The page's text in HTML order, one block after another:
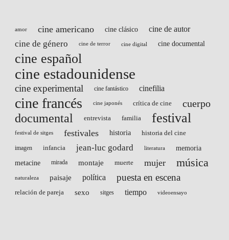
amor cine americano cine clásico cine de autor
cine de género cine de terror cine digital cine documental
cine español
cine estadounidense
cine experimental cine fantástico cinefilia
cine francés cine japonés crítica de cine cuerpo
documental entrevista familia festival
festival de sitges festivales historia historia del cine
imagen infancia jean-luc godard literatura
memoria
metacine
mirada montaje muerte mujer música
naturaleza paisaje política puesta en escena
relación de pareja sexo sitges tiempo videoensayo